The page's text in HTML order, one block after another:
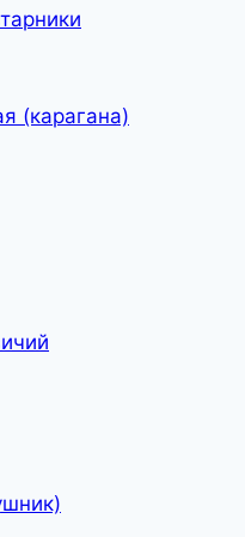
(карагана)